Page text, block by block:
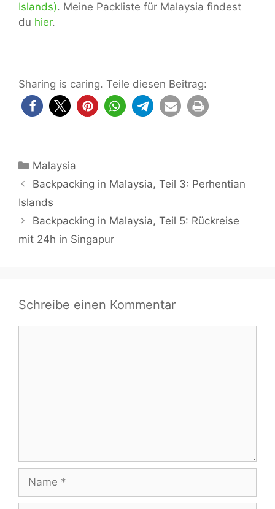
Islands). Meine Packliste für Malaysia findest
du hier.
Sharing is caring. Teile diesen Beitrag:
Kategorien
Malaysia
Backpacking in Malaysia, Teil 3: Perhentian
Islands
Backpacking in Malaysia, Teil 5: Rückreise
mit 24h in Singapur
Schreibe einen Kommentar